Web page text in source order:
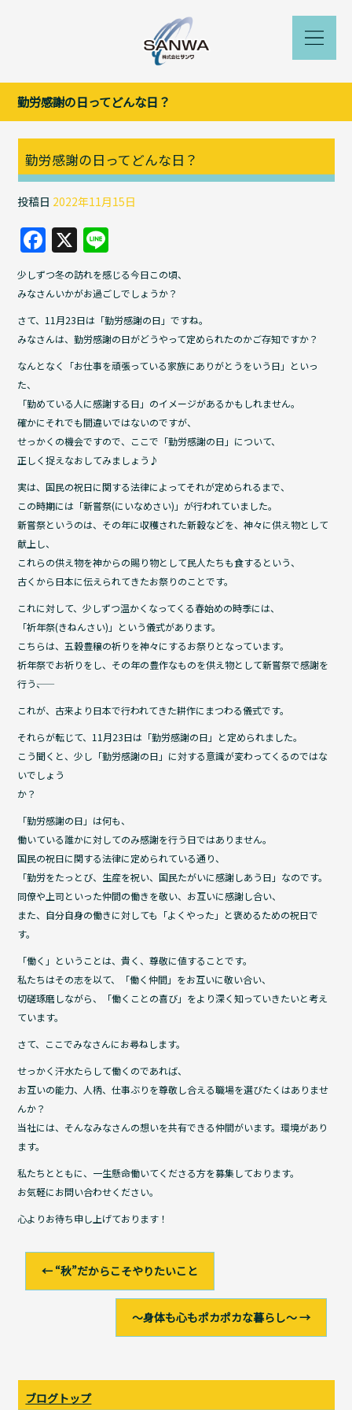
勤労感謝の日ってどんな日？
勤労感謝の日ってどんな日？
投稿日 2022年11月15日
F
a
c
e
b
o
o
k
X
n
e
少しずつ冬の訪れを感じる今日この頃、
みなさんいかがお過ごしでしょうか？
さて、11月23日は「勤労感謝の日」ですね。
みなさんは、勤労感謝の日がどうやって定められたのかご存知ですか？
なんとなく「お仕事を頑張っている家族にありがとうをいう日」といっ
た、
「勤めている人に感謝する日」のイメージがあるかもしれません。
確かにそれでも間違いではないのですが、
せっかくの機会ですので、ここで「勤労感謝の日」について、
正しく捉えなおしてみましょう♪
実は、国民の祝日に関する法律によってそれが定められるまで、
この時期には「新嘗祭(にいなめさい)」が行われていました。
新嘗祭というのは、その年に収穫された新穀などを、神々に供え物として
献上し、
これらの供え物を神からの賜り物として民人たちも食するという、
古くから日本に伝えられてきたお祭りのことです。
これに対して、少しずつ温かくなってくる春始めの時季には、
「祈年祭(きねんさい)」という儀式があります。
こちらは、五穀豊穣の祈りを神々にするお祭りとなっています。
祈年祭でお祈りをし、その年の豊作なものを供え物として新嘗祭で感謝を
行う――、
これが、古来より日本で行われてきた耕作にまつわる儀式です。
それらが転じて、11月23日は「勤労感謝の日」と定められました。
こう聞くと、少し「勤労感謝の日」に対する意識が変わってくるのではな
いでしょう
か？
「勤労感謝の日」は何も、
働いている誰かに対してのみ感謝を行う日ではありません。
国民の祝日に関する法律に定められている通り、
「勤労をたっとび、生産を祝い、国民たがいに感謝しあう日」なのです。
同僚や上司といった仲間の働きを敬い、お互いに感謝し合い、
また、自分自身の働きに対しても「よくやった」と褒めるための祝日で
す。
「働く」ということは、貴く、尊敬に値することです。
私たちはその志を以て、「働く仲間」をお互いに敬い合い、
切磋琢磨しながら、「働くことの喜び」をより深く知っていきたいと考え
ています。
さて、ここでみなさんにお尋ねします。
せっかく汗水たらして働くのであれば、
お互いの能力、人柄、仕事ぶりを尊敬し合える職場を選びたくはありませ
んか？
当社には、そんなみなさんの想いを共有できる仲間がいます。環境があり
ます。
私たちとともに、一生懸命働いてくださる方を募集しております。
お気軽にお問い合わせください。
心よりお待ち申し上げております！
← “秋”だからこそやりたいこと
〜身体も心もポカポカな暮らし〜→
ブログトップ